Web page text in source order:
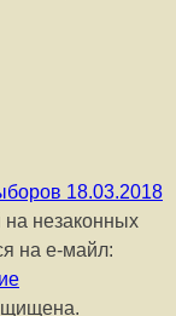
18.03.2018
незаконных
на е-майл: